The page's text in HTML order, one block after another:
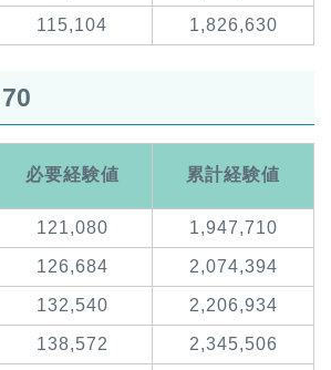
115,104 1,826,630
必要経験値 累計経験値
121,080 1,947,710
126,684 2,074,394
132,540 2,206,934
138,572 2,345,506